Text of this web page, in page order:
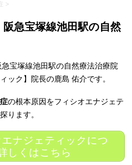
>
急宝塚線池田駅の自然
宝塚線池田駅の自然療法治療院
ック】院長の鹿島 佑介です。
の根本原因をフィシオエナジェテ
ります。
ナジェティックにつ
しくはこちら